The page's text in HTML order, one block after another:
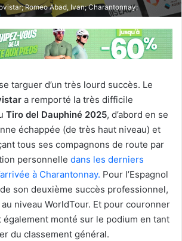
Romeo Abad, Ivan; Charantonnay;
targuer d’un très lourd succès. Le
a remporté la très difficile
Tiro del Dauphiné 2025, d’abord en se
échappée (de très haut niveau) et
tous ses compagnons de route par
personnelle dans les derniers
à Charantonnay. Pour l’Espagnol
de son deuxième succès professionnel,
niveau WorldTour. Et pour couronner
également monté sur le podium en tant
du classement général.